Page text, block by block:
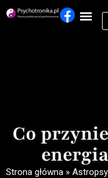
Co
Strona główna»